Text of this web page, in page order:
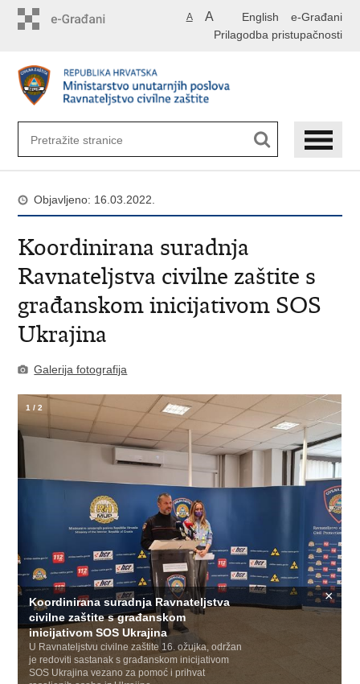
English e-Građani
A A
Prilagodba pristupačnosti
Objavljeno: 16.03.2022.
Koordinirana suradnja
Ravnateljstva civilne zaštite s
građanskom inicijativom SOS
Ukrajina
Galerija fotografija
Koordinirana suradnja Ravnateljstva
civilne zaštite s građanskom
inicijativom SOS Ukrajina
U Ravnateljstvu civilne zaštite 16. ožujka, održan
je redoviti sastanak s građanskom inicijativom
SOS Ukrajina vezano za pomoć i prihvat
×
1 /2